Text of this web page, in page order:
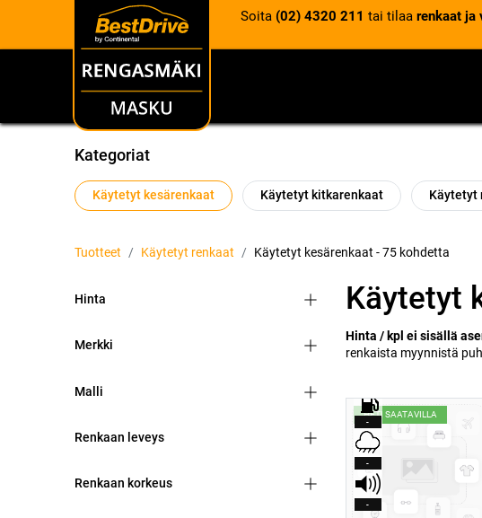
Soita (02) 4320 211 tai tilaa renkaat ja
RENKAAT
Kategoriat
Käytetyt kesärenkaat Käytetyt kitkarenkaat Käytetyt
Tuotteet Käytetyt renkaat Käytetyt kesärenkaat - 75 kohdetta
Hinta
Merkki
Malli
Renkaan leveys
Renkaan korkeus
Käytetyt
Hinta / kpl ei sisällä
renkaista myynnistä
HETI SAATAVILLA
-
-
-